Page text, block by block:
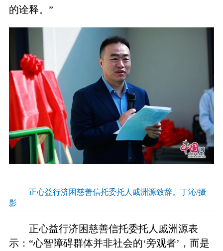
的诠释。”
正心益行济困慈善信托委托人戚洲源致辞。丁沁/摄
影
正心益行济困慈善信托委托人戚洲源表
示：“心智障碍群体并非社会的‘旁观者’，而是